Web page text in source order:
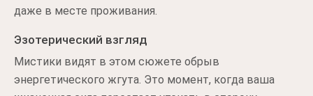
даже в месте проживания.
Эзотерический взгляд
Мистики видят в этом сюжете обрыв
энергетического жгута. Это момент, когда ваша